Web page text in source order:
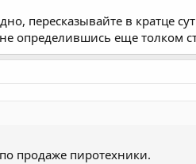
пересказывайте в кратце
определившись еще толком
продаже пиротехники.